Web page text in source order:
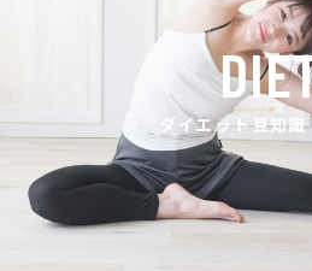
ダイエット豆知